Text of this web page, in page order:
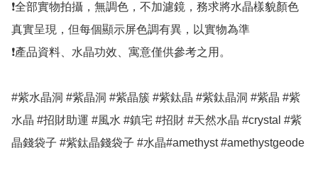
❗全部實物拍攝，無調色，不加濾鏡，務求將水晶樣貌顏色
真實呈現，但每個顯示屏色調有異，以實物為準
❗產品資料、水晶功效、寓意僅供參考之用。
#紫水晶洞 #紫晶洞 #紫晶簇 #紫鈦晶 #紫鈦晶洞 #紫晶 #紫
水晶 #招財助運 #風水 #鎮宅 #招財 #天然水晶 #crystal #紫
晶錢袋子 #紫鈦晶錢袋子 #水晶#amethyst #amethystgeode